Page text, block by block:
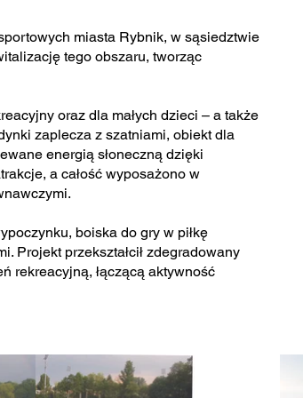
miasta Rybnik, w sąsiedztwie
tego obszaru, tworząc
oraz dla małych dzieci – a także
zaplecza z szatniami, obiekt dla
energią słoneczną dzięki
a całość wyposażono w
boiska do gry w piłkę
Projekt przekształcił zdegradowany
rekreacyjną, łączącą aktywność